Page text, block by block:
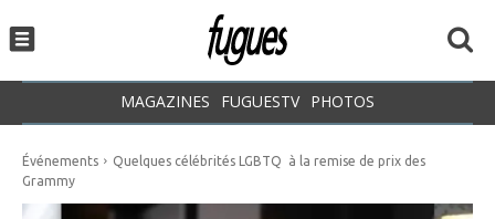
MAGAZINES FUGUESTV PHOTOS
Événements
Quelques célébrités LGBTQ à la remise de prix des
Grammy